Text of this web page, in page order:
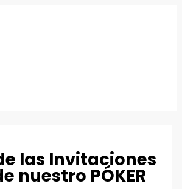
las Invitaciones
nuestro PÓKER